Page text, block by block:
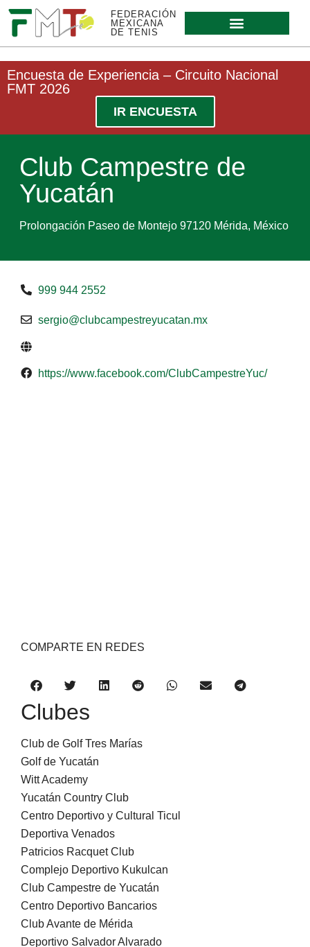
FEDERACIÓN
MEXICANA
DE TENIS
Encuesta de Experiencia – Circuito Nacional
FMT 2026
IR ENCUESTA
Club Campestre de
Yucatán
Prolongación Paseo de Montejo 97120 Mérida, México
999 944 2552
sergio@clubcampestreyucatan.mx
https://www.facebook.com/ClubCampestreYuc/
COMPARTE EN REDES
Clubes
Club de Golf Tres Marías
Golf de Yucatán
Witt Academy
Yucatán Country Club
Centro Deportivo y Cultural Ticul
Deportiva Venados
Patricios Racquet Club
Complejo Deportivo Kukulcan
Club Campestre de Yucatán
Centro Deportivo Bancarios
Club Avante de Mérida
Deportivo Salvador Alvarado